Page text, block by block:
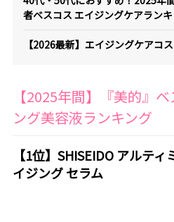
者ベスコス エイジングケアラン
【2026最新】エイジングケアコ
【2025年間】『美的』
ング美容液ランキング
【1位】SHISEIDO アルテ
イジング セラム